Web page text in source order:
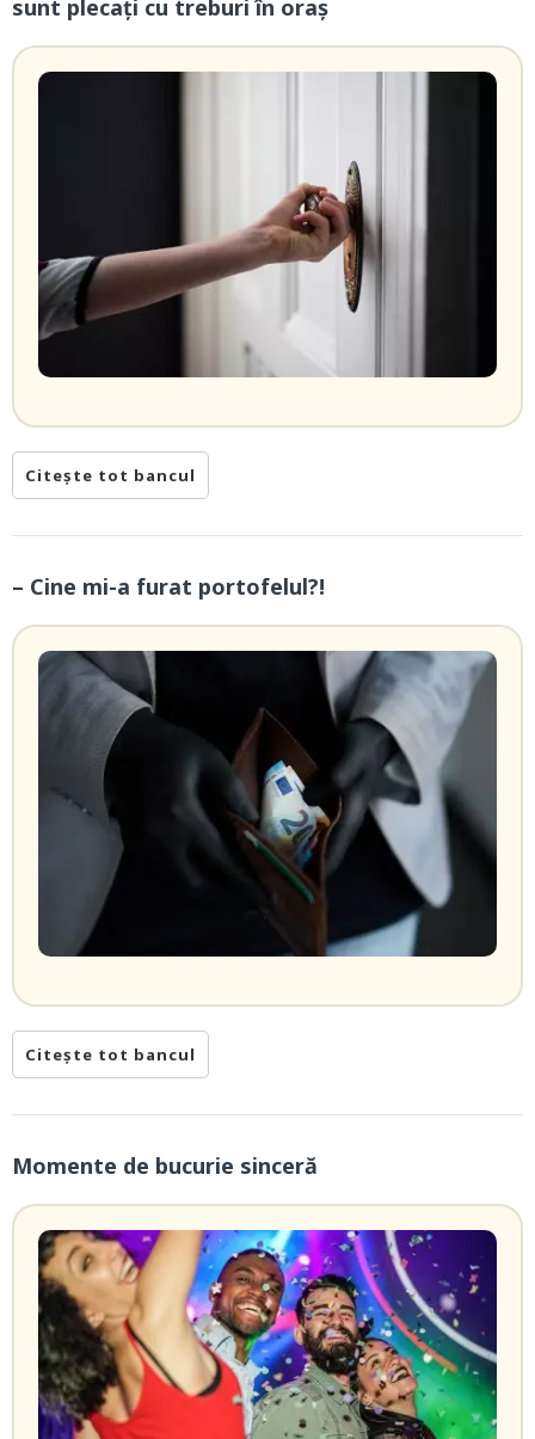
sunt plecați cu treburi în oraș
Citește tot bancul
– Cine mi-a furat portofelul?!
Citește tot bancul
Momente de bucurie sinceră